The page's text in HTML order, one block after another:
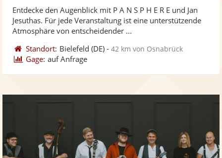
Fotos
5
Entdecke den Augenblick mit P A N S P H E R E und Jan
Jesuthas. Für jede Veranstaltung ist eine unterstützende
Atmosphäre von entscheidender ...
Standort: Bielefeld (DE) -42 km von Osnabrück
Gage: auf Anfrage